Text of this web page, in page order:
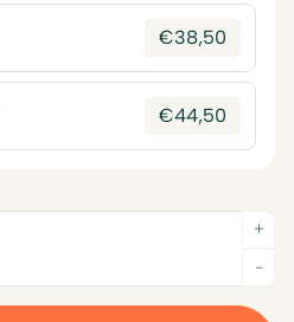
€38,50
€44,50
-
+